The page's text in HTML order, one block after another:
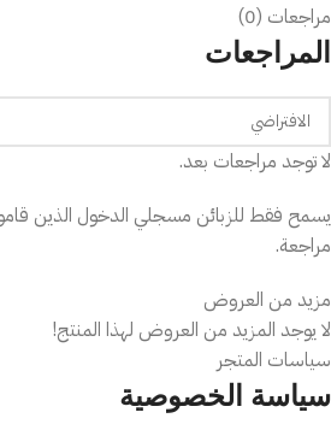
✔️ رائحة فاكهية منعشة مليئة بالحيوية.
✔️ فوحان مميز يدوم لساعات طويلة.
💡 لماذا تختار هذا المنتج؟
يمنحك إحساسًا بالانتعاش والطاقة طوال اليوم.
مناسب لمحبي العطور الفاكهية المنعشة.
رائحة مشرقة وجذابة تناسب الأجواء اليومية
مراجعات (0)
المراجعات
لا توجد مراجعات بعد.
يسمح فقط للزبائن مسجلي الدخول الذين
مراجعة.
مزيد من العروض
لا يوجد المزيد من العروض لهذا المنتج!
سياسات المتجر
سياسة الخصوصية